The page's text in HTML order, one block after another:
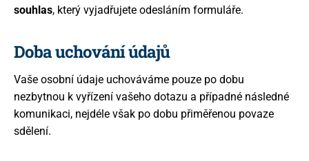
souhlas, který vyjadřujete odesláním formuláře.
Doba uchování údajů
Vaše osobní údaje uchováváme pouze po dobu
nezbytnou k vyřízení vašeho dotazu a případné následné
komunikaci, nejdéle však po dobu přiměřenou povaze
sdělení.